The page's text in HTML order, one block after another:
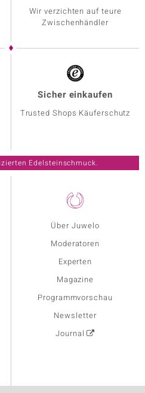
Über Juwelo
Moderatoren
Experten
Magazine
Programmvorschau
Newsletter
Journal
Wir verzichten auf teure
Zwischenhändler
Sicher einkaufen
Trusted Shops Käuferschutz
Edelsteinschmuck.